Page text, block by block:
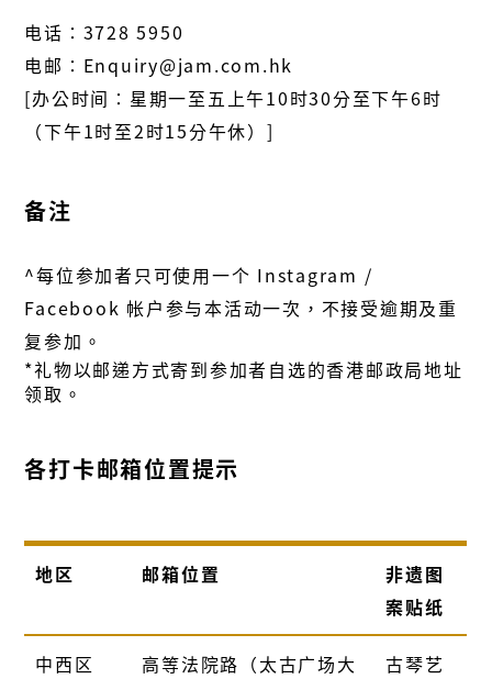
电话∶ 3728 5950
电邮∶ Enquiry@jam.com.hk
[办公时间∶星期一至五上午10时30分至下午6时
（下午1时至2时15分午休） ]
备注
^每位参加者只可使用一个 Instagram /
Facebook 帐户参与本活动一次，不接受逾期及重
复参加。
*礼物以邮递方式寄到参加者自选的香港邮政局地址
领取。
各打卡邮箱位置提示
地区 邮箱位置
非遗图
案贴纸
中西区
高等法院路（太古广场大
古琴艺